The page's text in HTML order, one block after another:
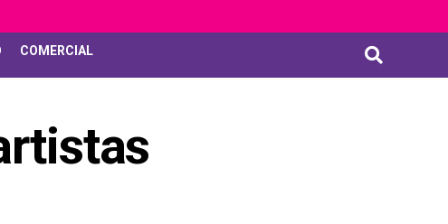
COMERCIAL